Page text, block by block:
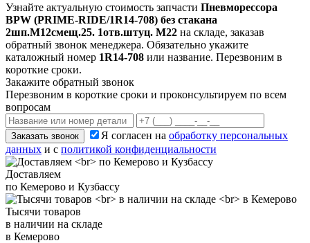
Узнайте актуальную стоимость запчасти Пневморессора
BPW (PRIME-RIDE/1R14-708) без стакана
2шп.M12смещ.25. 1отв.штуц. M22 на складе, заказав
обратный звонок менеджера. Обязательно укажите
каталожный номер 1R14-708 или название. Перезвоним в
короткие сроки.
Закажите обратный звонок
Перезвоним в короткие сроки и проконсультируем по всем
вопросам
Заказать звонок Я согласен на обработку персональных
данных и с политикой конфиденциальности
Доставляем
по Кемерово и Кузбассу
Тысячи товаров
в наличии на складе
в Кемерово